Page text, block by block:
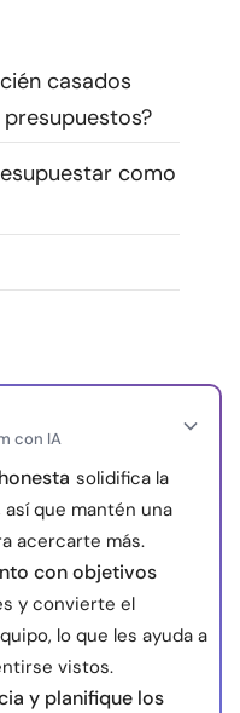
Publicidad con
casados
como
con IA
solidifica la
que mantén una
acercarte más.
con objetivos
y convierte el
lo que les ayuda a
vistos.
y planifique los